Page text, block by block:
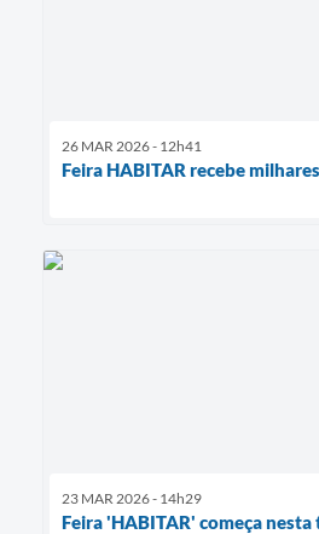
26 MAR 2026 - 12h41
Feira HABITAR recebe
23 MAR 2026 - 14h29
Feira 'HABITAR' começa nesta